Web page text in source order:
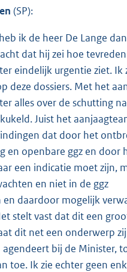
(SP):
ik de heer De Lange
dat hij zei hoe
eindelijk urgentie ziet. Ik
deze dossiers. Met het
alles over de schutting
Juist het
dat door het
en openbare ggz en door
een indicatie moet zijn,
en niet in de ggz
daardoor mogelijk
stelt vast dat dit een
dit net een onderwerp
agendeert bij de Minister,
toe. Ik zie echter geen